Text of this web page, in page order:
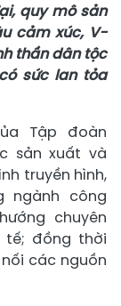
quy mô sản
cảm xúc, V-
thần dân tộc
sức lan tỏa
Tập đoàn
sản xuất và
truyền hình,
ngành công
chuyên
tế; đồng thời
các nguồn